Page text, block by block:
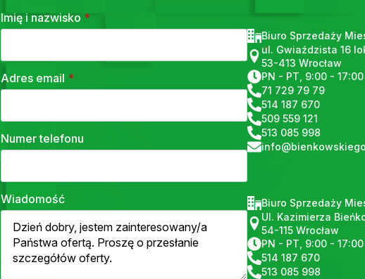
Imię i nazwisko *
Adres email *
Numer telefonu
Wiadomość
Biuro Sprzedaży
ul. Gwiaździsta 16
53-413 Wrocław
PN - PT, 9:00 - 17:00
71 729 79 79
514 187 670
509 559 121
513 085 998
Biuro Sprzedaży
Ul. Kazimierza
54-115 Wrocław
PN - PT, 9:00 - 17:00
514 187 670
513 085 998